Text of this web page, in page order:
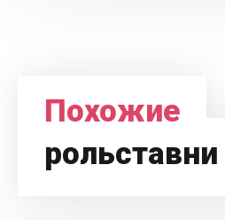
Похожие
рольставни